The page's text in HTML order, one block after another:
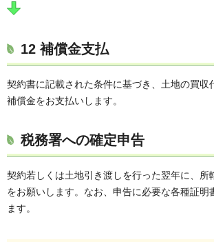
12 補償金支払
契約書に記載された条件に基づき、土地の買収
補償金をお支払いします。
税務署への確定申告
契約若しくは土地引き渡しを行った翌年に、所
をお願いします。なお、申告に必要な各種証明
ます。